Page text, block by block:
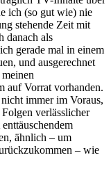
ich (so gut wie) nie
stehende Zeit mit
danach als
gerade mal in einem
und ausgerechnet
auf Vorrat vorhanden.
immer im Voraus,
verlässlicher
ähnlich – um
– wie